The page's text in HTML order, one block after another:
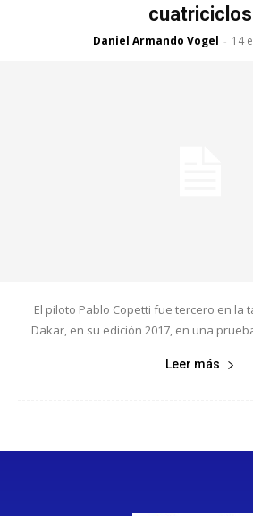
cuatriciclos
Daniel Armando Vogel - 14
El piloto Pablo Copetti fue tercero en la
Dakar, en su edición 2017, en una
Leer más